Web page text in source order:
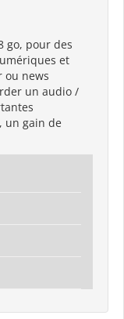
go, pour des
et
ou news
un audio /
un gain de